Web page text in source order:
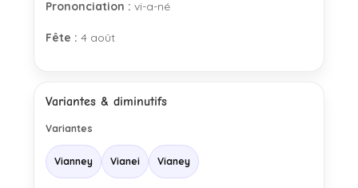
Prononciation : vi-a-né
Fête : 4 août
Variantes & diminutifs
Variantes
Vianney Vianei Vianey